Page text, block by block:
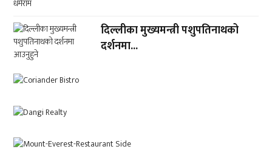
दिल्लीका मुख्यमन्त्री पशुपतिनाथको
दर्शनमा...